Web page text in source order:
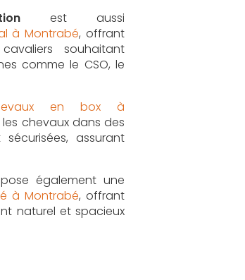
est aussi
à Montrabé, offrant
souhaitant
comme le CSO, le
en box à
chevaux dans des
assurant
également une
à Montrabé, offrant
naturel et spacieux